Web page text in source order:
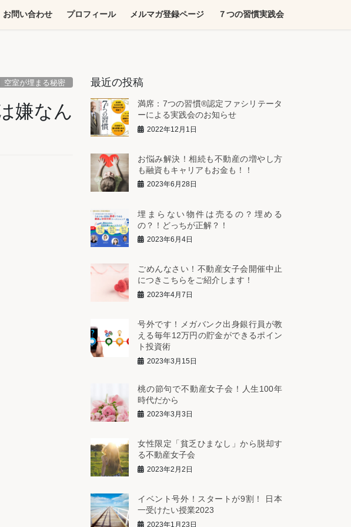
お問い合わせ プロフィール メルマガ登録ページ ７つの習慣実践会
空室が埋まる秘密
嫌なん
最近の投稿
満席：7つの習慣®︎認定ファシリテータ
ーによる実践会のお知らせ
2022年12月1日
お悩み解決！相続も不動産の増やし方
も融資もキャリアもお金も！！
2023年6月28日
埋まらない物件は売るの？埋める
の？！どっちが正解？！
2023年6月4日
ごめんなさい！不動産女子会開催中止
につきこちらをご紹介します！
2023年4月7日
号外です！メガバンク出身銀行員が教
える毎年12万円の貯金ができるポイン
ト投資術
2023年3月15日
桃の節句で不動産女子会！人生100年
時代だから
2023年3月3日
女性限定「貧乏ひまなし」から脱却す
る不動産女子会
2023年2月2日
イベント号外！スタートが9割！ 日本
一受けたい授業2023
2023年1月23日